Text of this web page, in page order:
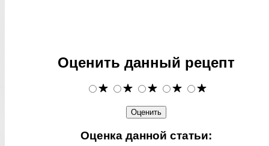
Оценить данный рецепт
Оценка данной статьи: